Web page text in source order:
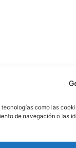
como las
de navegación o